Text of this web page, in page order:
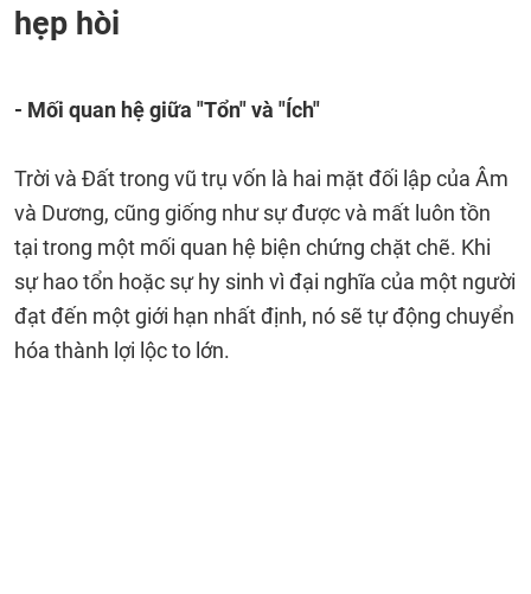
hẹp hòi
- Mối quan hệ giữa "Tổn" và "Ích"
Trời và Đất trong vũ trụ vốn là hai mặt đối lập của Âm
và Dương, cũng giống như sự được và mất luôn tồn
tại trong một mối quan hệ biện chứng chặt chẽ. Khi
sự hao tổn hoặc sự hy sinh vì đại nghĩa của một người
đạt đến một giới hạn nhất định, nó sẽ tự động chuyển
hóa thành lợi lộc to lớn.